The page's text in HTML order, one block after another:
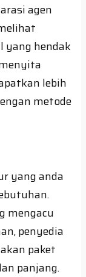
agen
yang hendak
lebih
metode
yang anda
mengacu
penyedia
paket
panjang.